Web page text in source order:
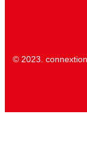
© 2023.